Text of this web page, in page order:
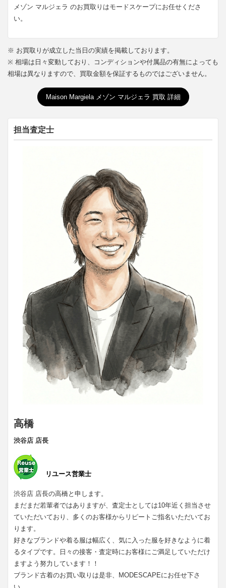
メゾン マルジェラ のお買取りはモードスケープにお任せくださ
い。
※ お買取りが成立した当日の実績を掲載しております。
※ 相場は日々変動しており、コンディションや付属品の有無によっても
相場は異なりますので、買取金額を保証するものではございません。
Maison Margiela メゾン マルジェラ 買取 詳細
担当査定士
高橋
渋谷店 店長
リユース営業士
渋谷店 店長の高橋と申します。
まだまだ若輩者ではありますが、査定士としては10年近く担当させ
ていただいており、多くのお客様からリピートご指名いただいてお
ります。
好きなブランドや着る服は幅広く、気に入った服を好きなように着
るタイプです。日々の接客・査定時にお客様にご満足していただけ
ますよう努力しています！！
ブランド古着のお買い取りは是非、MODESCAPEにお任せ下さ